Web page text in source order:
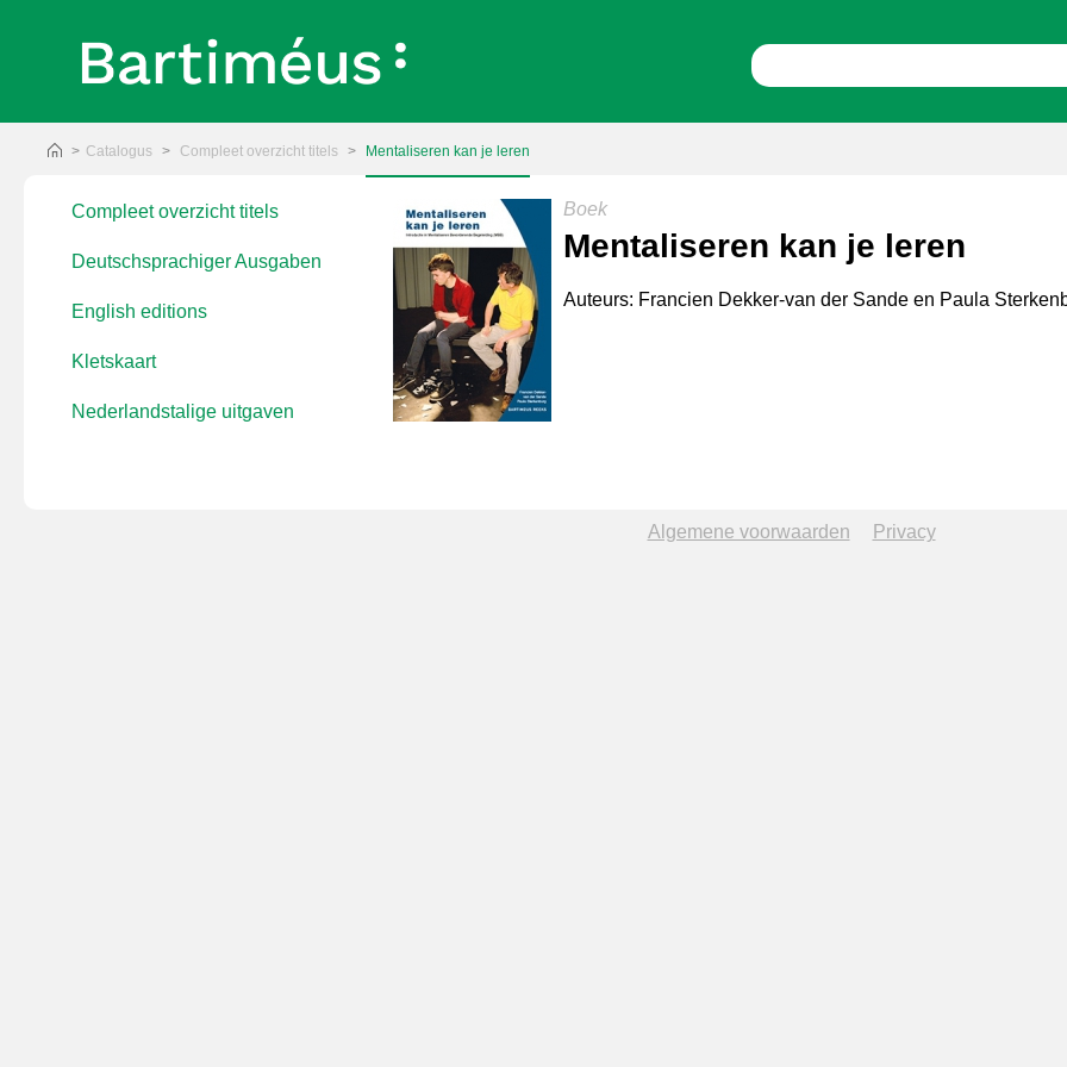
Catalogus Compleet overzicht titels Mentaliseren kan je leren
Compleet overzicht titels
Deutschsprachiger Ausgaben
English editions
Kletskaart
Nederlandstalige uitgaven
Boek
Mentaliseren kan je leren
Auteurs: Francien Dekker-van der Sande en Paula
plaatsen
Algemene voorwaarden Privacy